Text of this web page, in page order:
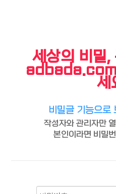
세상의 비밀,
세
비밀글 기능으로
작성자와 관리자만
본인이라면 비밀